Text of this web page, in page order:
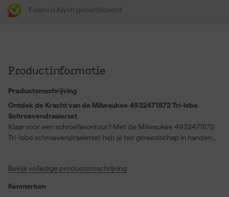
Fixami is Kiyoh gecertificeerd
Productinformatie
Productomschrijving
Ontdek de Kracht van de Milwaukee 4932471872 Tri-lobe
Schroevendraaierset
Klaar voor een schroefavontuur? Met de Milwaukee 4932471872
Tri-lobe schroevendraaierset heb je het gereedschap in handen
voor elke klus. De PH2 kruiskop en 7.9 sleufkopmaten bieden
handgreepontwerp zorgt voor maximale grip en verhoogde
Bekijk volledige productomschrijving
Kenmerken